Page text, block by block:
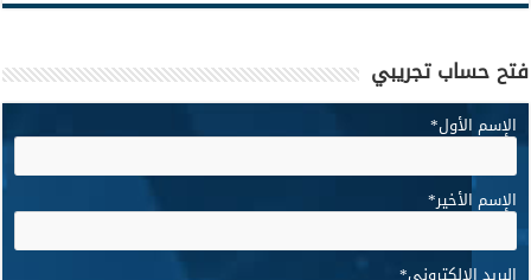
فتح حساب تجريبي
الإسم الأول*
الإسم الأخير*